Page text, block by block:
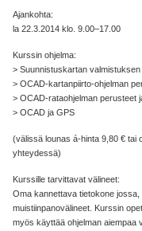
Ajankohta:
la 22.3.2014 klo. 9.00–17.00
Kurssin ohjelma:
> Suunnistuskartan
> OCAD-kartanpiirto-ohjelman
> OCAD-rataohjelman perusteet
> OCAD ja GPS
(välissä lounas á-hinta 9,80 € tai
yhteydessä)
Kurssille tarvittavat välineet:
Oma kannettava tietokone
muistiinpanovälineet. Kurssin
myös käyttää ohjelman aiempaa